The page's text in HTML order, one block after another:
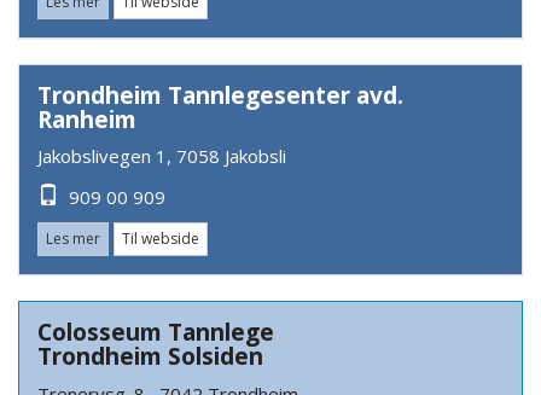
Trondheim Tannlegesenter avd.
Ranheim
Jakobslivegen 1, 7058 Jakobsli
909 00 909
Les mer Til webside
Colosseum Tannlege
Trondheim Solsiden